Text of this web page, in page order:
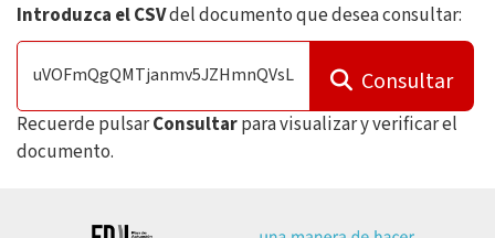
Introduzca el CSVdel documento que desea consultar:
Consultar
Recuerde pulsarConsultarpara visualizar y verificar el
documento.